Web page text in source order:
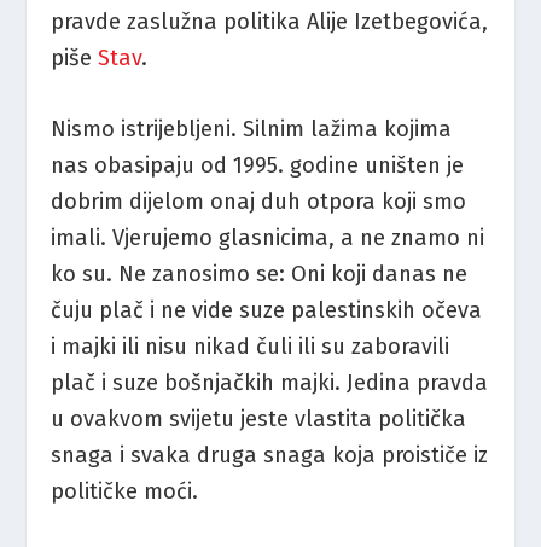
pravde zaslužna politika Alije Izetbegovića,
pišeStav.
Nismo istrijebljeni. Silnim lažima kojima
nas obasipaju od 1995. godine uništen je
dobrim dijelom onaj duh otpora koji smo
imali. Vjerujemo glasnicima, a ne znamo ni
ko su. Ne zanosimo se: Oni koji danas ne
čuju plač i ne vide suze palestinskih očeva
i majki ili nisu nikad čuli ili su zaboravili
plač i suze bošnjačkih majki. Jedina pravda
u ovakvom svijetu jeste vlastita politička
snaga i svaka druga snaga koja proističe iz
političke moći.